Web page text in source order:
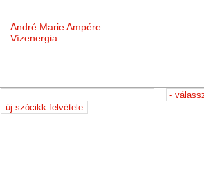
André Marie Ampére
Vízenergia